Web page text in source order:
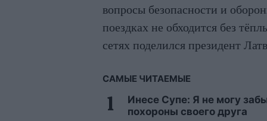
вопросы безопасности и
поездках не обходится без
сетях поделился президент
САМЫЕ ЧИТАЕМЫЕ
Инесе Супе: Я не могу
похороны своего друга